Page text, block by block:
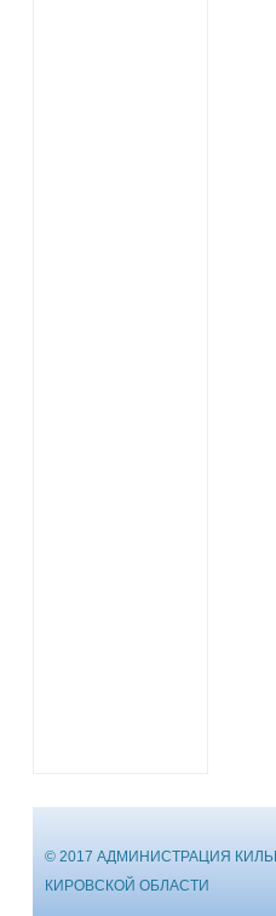
© 2017 АДМИНИСТРАЦИЯ
КИРОВСКОЙ ОБЛАСТИ